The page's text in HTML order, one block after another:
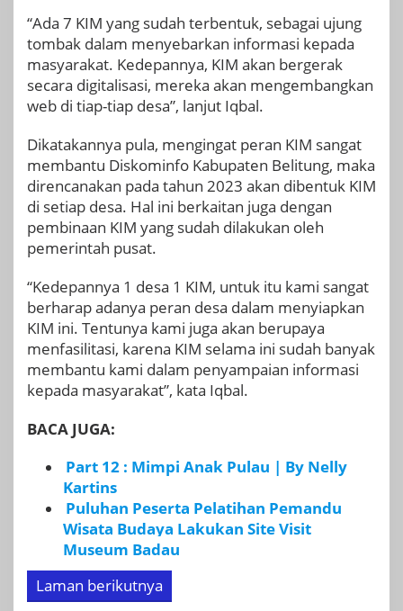
“Ada 7 KIM yang sudah terbentuk, sebagai ujung
tombak dalam menyebarkan informasi kepada
masyarakat. Kedepannya, KIM akan bergerak
secara digitalisasi, mereka akan mengembangkan
web di tiap-tiap desa”, lanjut Iqbal.
Dikatakannya pula, mengingat peran KIM sangat
membantu Diskominfo Kabupaten Belitung, maka
direncanakan pada tahun 2023 akan dibentuk KIM
di setiap desa. Hal ini berkaitan juga dengan
pembinaan KIM yang sudah dilakukan oleh
pemerintah pusat.
“Kedepannya 1 desa 1 KIM, untuk itu kami sangat
berharap adanya peran desa dalam menyiapkan
KIM ini. Tentunya kami juga akan berupaya
menfasilitasi, karena KIM selama ini sudah banyak
membantu kami dalam penyampaian informasi
kepada masyarakat”, kata Iqbal.
BACA JUGA:
Part 12 : Mimpi Anak Pulau | By Nelly
Kartins
Puluhan Peserta Pelatihan Pemandu
Wisata Budaya Lakukan Site Visit
Museum Badau
Laman berikutnya